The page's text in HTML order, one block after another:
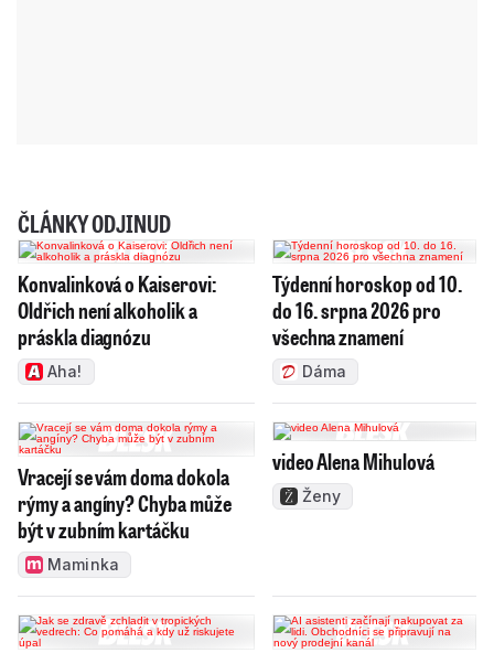
ČLÁNKY ODJINUD
Konvalinková o Kaiserovi:
Oldřich není alkoholik a
práskla diagnózu
Aha!
Týdenní horoskop od 10.
do 16. srpna 2026 pro
všechna znamení
Dáma
Vracejí se vám doma dokola
rýmy a angíny? Chyba může
být v zubním kartáčku
Maminka
video Alena Mihulová
Ženy